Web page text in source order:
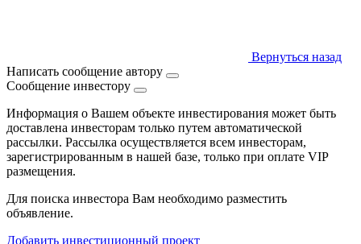
Вернуться назад
Написать сообщение автору
Сообщение инвестору
Информация о Вашем объекте инвестирования может быть
доставлена инвесторам только путем автоматической
рассылки. Рассылка осуществляется всем инвесторам,
зарегистрированным в нашей базе, только при оплате VIP
размещения.
Для поиска инвестора Вам необходимо разместить
объявление.
Добавить инвестиционный проект